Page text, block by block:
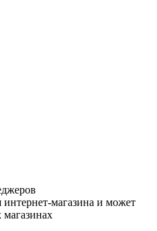
интернет-магазина и может
магазинах